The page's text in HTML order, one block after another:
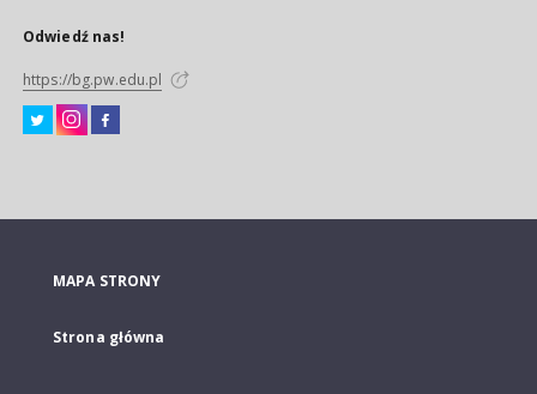
Odwiedź nas!
https://bg.pw.edu.pl
MAPA STRONY
Strona główna